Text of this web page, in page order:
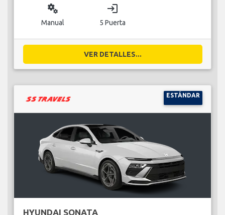
miscellaneous_services
Manual
login
5 Puerta
VER DETALLES...
ESTÁNDAR
HYUNDAI SONATA